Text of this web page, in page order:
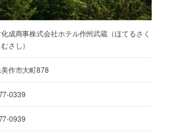
成商事株式会社ホテル作州武蔵（ほてるさく
さし）
作市大町878
0339
0939